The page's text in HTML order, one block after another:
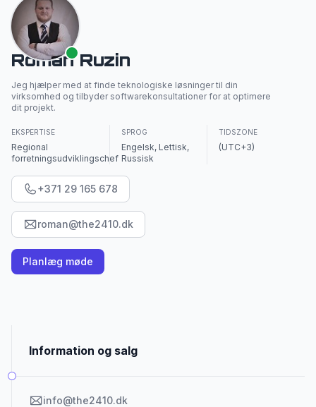
Roman Ruzin
Jeg hjælper med at finde teknologiske løsninger til din
virksomhed og tilbyder softwarekonsultationer for at optimere
dit projekt.
EKSPERTISE
Regional
forretningsudviklingschef
SPROG
Engelsk, Lettisk,
Russisk
TIDSZONE
(UTC+3)
+371 29 165 678
roman@the2410.dk
Planlæg møde
Information og salg
info@the2410.dk